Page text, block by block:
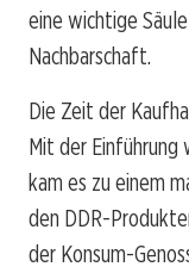
eine wichtige
Nachbarschaft.
Die Zeit der
Mit der Einführung
kam es zu einem
den DDR-
der Konsum-